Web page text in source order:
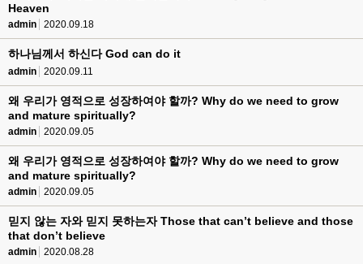
Heaven
admin 2020.09.18
하나님께서 하신다 God can do it
admin 2020.09.11
왜 우리가 영적으로 성장하여야 할까? Why do we need to grow
and mature spiritually?
admin 2020.09.05
왜 우리가 영적으로 성장하여야 할까? Why do we need to grow
and mature spiritually?
admin 2020.09.05
믿지 않는 자와 믿지 못하는자 Those that can’t believe and those
that don’t believe
admin 2020.08.28